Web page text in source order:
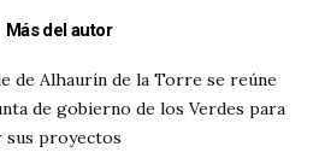
Más del autor
de Alhaurín de la Torre se reúne
de gobierno de los Verdes para
sus proyectos